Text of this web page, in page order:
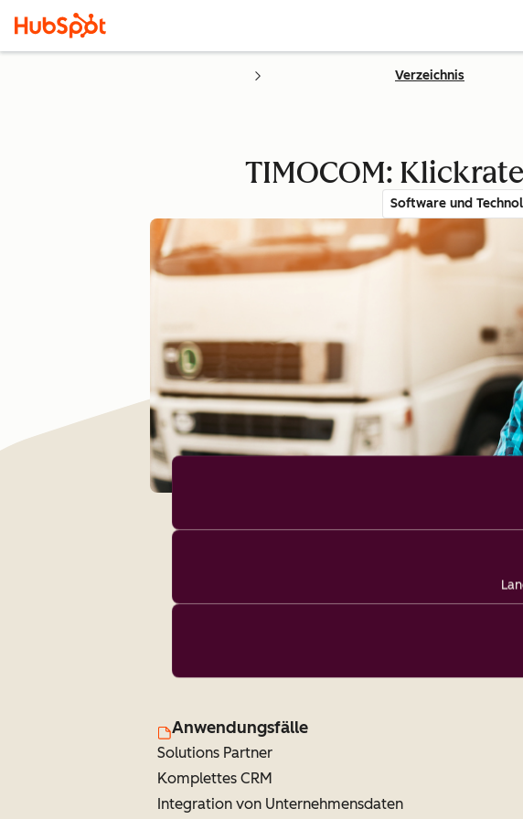
Verzeichnis
TIMOCOM:
Software und
Anwendungsfälle
Solutions Partner
Komplettes CRM
Integration von Unternehmensdaten